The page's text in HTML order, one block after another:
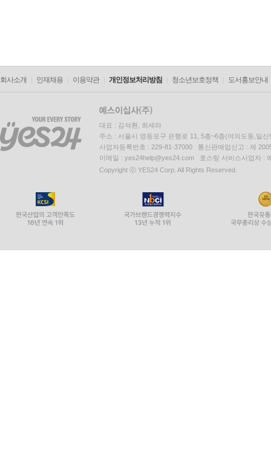
회사소개 인재채용 이용약관 개인정보처리방침 청소년보호정책 도서홍보안내
대표 : 김석환, 최세라
주소 : 서울시 영등포구 은행로 11, 5층~6층(여의도동,일신
사업자등록번호 : 229-81-37000 통신판매업신고 : 제
이메일 : yes24help@yes24.com 호스팅 서비스사업자 :
Copyright ⓒ YES24 Corp. All Rights Reserved.